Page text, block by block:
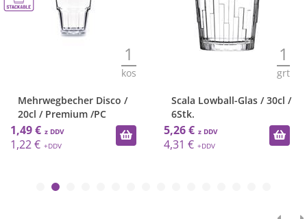
1
kos
Mehrwegbecher Disco /
20cl / Premium /PC
1,49 €
1,22 €
1
grt
Scala Lowball-Glas / 30cl /
6Stk.
5,26 €
4,31 €